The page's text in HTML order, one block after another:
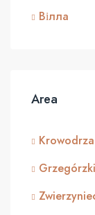
Вілла
Area
Krowodrza
Grzegórzki